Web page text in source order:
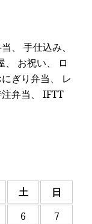
、 手仕込み、
、 お祝い、
ロ
ぎり弁当、 レ
弁当、 IFTT
土
日
6
7